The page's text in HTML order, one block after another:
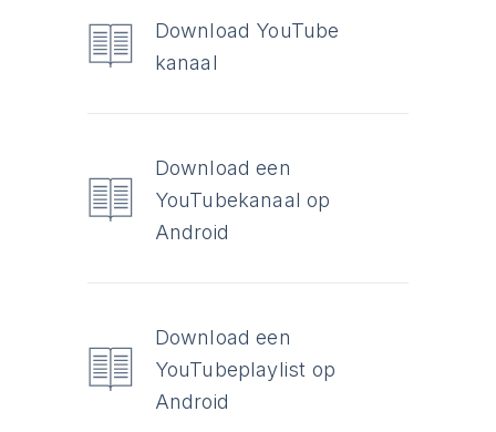
Download YouTube
kanaal
Download een
YouTubekanaal op
Android
Download een
YouTubeplaylist op
Android